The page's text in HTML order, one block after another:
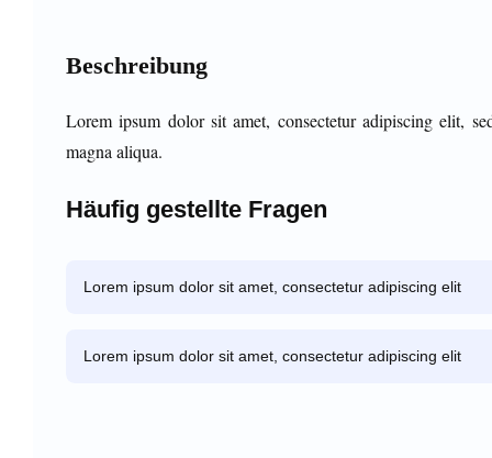
Beschreibung
Lorem ipsum dolor sit amet, consectetur adipiscing elit,
magna aliqua.
Häufig gestellte Fragen
Lorem ipsum dolor sit amet, consectetur adipiscing elit
Lorem ipsum dolor sit amet, consectetur adipiscing elit